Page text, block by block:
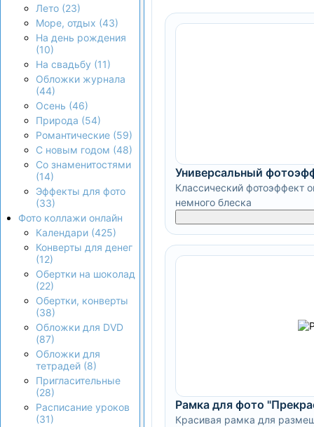
Лето (23)
Море, отдых (43)
На день рождения
(10)
На свадьбу (11)
Обложки журнала
(44)
Осень (46)
Природа (54)
Романтические (59)
С новым годом (48)
Со знаменитостями
(14)
Эффекты для фото
(33)
Фото коллажи онлайн
Календари (425)
Конверты для денег
(12)
Обертки на шоколад
(22)
Обертки, конверты
(38)
Обложки для DVD
(87)
Обложки для
тетрадей (8)
Пригласительные
(28)
Расписание уроков
(31)
Универсальный
Классический фотоэффект
немного блеска
Рамка для фото
Красивая рамка для